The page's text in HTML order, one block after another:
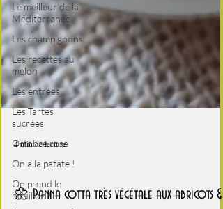
Le meilleur de la
Méditerranée
Les champignons
Les recettes au
melon
Les entrées
Les Tartes
sucrées
Octobre rose
On a la patate !
On prend le
bouillon !
Desserts - glaces - pâtisserie